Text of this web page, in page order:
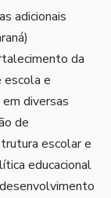
adicionais
)
da
escola e
diversas
de
escolar e
educacional